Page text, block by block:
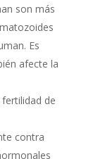
son más
Es
afecte la
de
contra